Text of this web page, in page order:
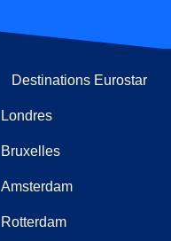
Destinations Eurostar
Londres
Bruxelles
Amsterdam
Rotterdam